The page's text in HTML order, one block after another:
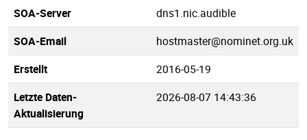
SOA-Server
dns1.nic.audible
SOA-Email
hostmaster@nominet.org.uk
Erstellt
2016-05-19
Letzte Daten-
Aktualisierung
2026-08-07 14:43:36